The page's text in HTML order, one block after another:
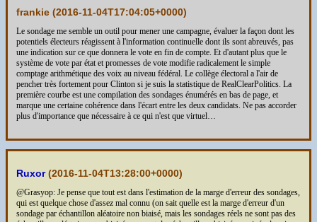
frankie (2016-11-04T17:04:05+0000)
Le sondage me semble un outil pour mener une campagne, évaluer la façon dont les
potentiels électeurs réagissent à l'information continuelle dont ils sont abreuvés, pas
une indication sur ce que donnera le vote en fin de compte. Et d'autant plus que le
système de vote par état et promesses de vote modifie radicalement le simple
comptage arithmétique des voix au niveau fédéral. Le collège électoral a l'air de
pencher très fortement pour Clinton si je suis la statistique de RealClearPolitics. La
première courbe est une compilation des sondages énumérés en bas de page, et
marque une certaine cohérence dans l'écart entre les deux candidats. Ne pas accorder
plus d'importance que nécessaire à ce qui n'est que virtuel…
Ruxor(2016-11-04T13:28:00+0000)
@Grasyop: Je pense que tout est dans l'estimation de la marge d'erreur des sondages,
qui est quelque chose d'assez mal connu (on sait quelle est la marge d'erreur d'un
sondage par échantillon aléatoire non biaisé, mais les sondages réels ne sont pas des